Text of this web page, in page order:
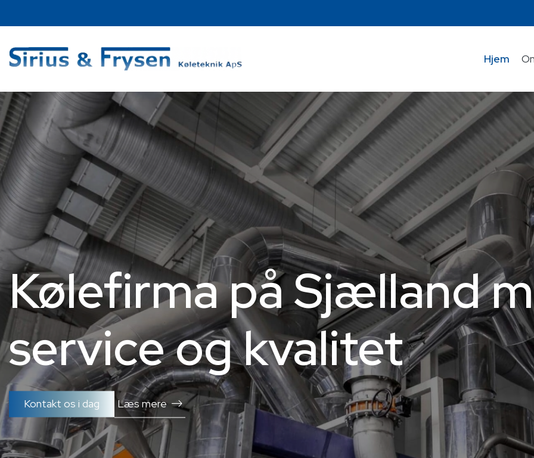
Hjem
Kølefirma på Sjælland
service og kvalitet
Kontakt os i dag Læs mere